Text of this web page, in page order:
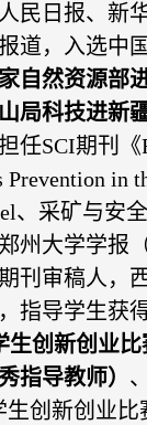
民日报、新
道，入选中
自然资源部
局科技进新
任SCI期刊《
in
、采矿与安
州大学学报
刊审稿人，
指导学生获
生创新创业
指导教师）
生创新创业